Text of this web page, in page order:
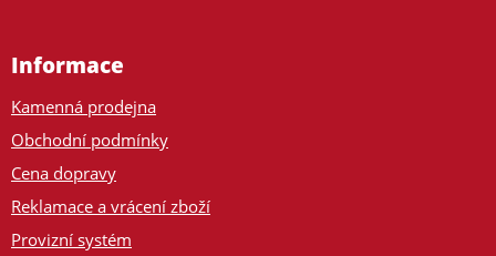
Informace
Kamenná prodejna
Obchodní podmínky
Cena dopravy
Reklamace a vrácení zboží
Provizní systém